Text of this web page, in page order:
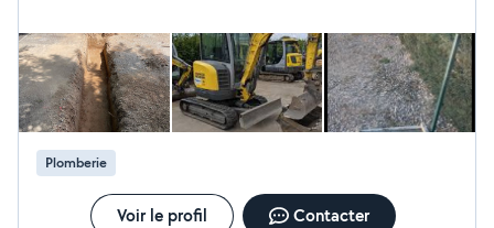
Plomberie
Voir le profil Contacter